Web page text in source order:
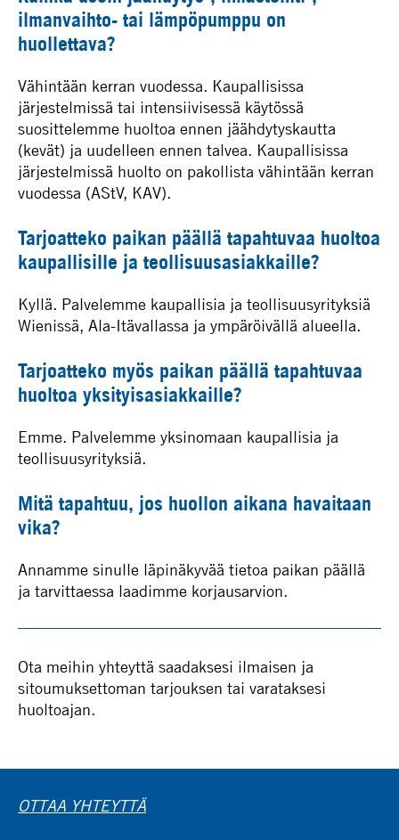
ilmanvaihto- tai lämpöpumppu on
huollettava?
Vähintään kerran vuodessa. Kaupallisissa
järjestelmissä tai intensiivisessä käytössä
suosittelemme huoltoa ennen jäähdytyskautta
(kevät) ja uudelleen ennen talvea. Kaupallisissa
järjestelmissä huolto on pakollista vähintään kerran
vuodessa (AStV, KAV).
Tarjoatteko paikan päällä tapahtuvaa huoltoa
kaupallisille ja teollisuusasiakkaille?
Kyllä. Palvelemme kaupallisia ja teollisuusyrityksiä
Wienissä, Ala-Itävallassa ja ympäröivällä alueella.
Tarjoatteko myös paikan päällä tapahtuvaa
huoltoa yksityisasiakkaille?
Emme. Palvelemme yksinomaan kaupallisia ja
teollisuusyrityksiä.
Mitä tapahtuu, jos huollon aikana havaitaan
vika?
Annamme sinulle läpinäkyvää tietoa paikan päällä
ja tarvittaessa laadimme korjausarvion.
Ota meihin yhteyttä saadaksesi ilmaisen ja
sitoumuksettoman tarjouksen tai varataksesi
huoltoajan.
OTTAA YHTEYTTÄ